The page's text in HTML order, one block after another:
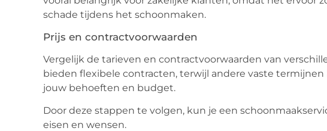
schade tijdens het schoonmaken.
Prijs en contractvoorwaarden
Vergelijk de tarieven en contractvoorwaarden van
bieden flexibele contracten, terwijl andere vaste
jouw behoeften en budget.
Door deze stappen te volgen, kun je een
eisen en wensen.